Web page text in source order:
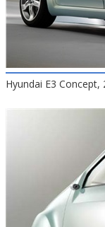
Hyundai E3 Concept,